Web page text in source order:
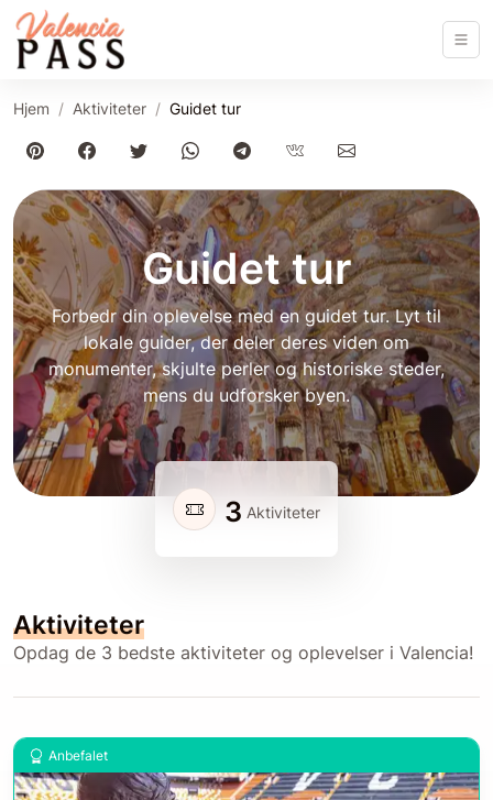
Hjem Aktiviteter Guidet tur
Guidet tur
Forbedr din oplevelse med en guidet tur. Lyt til
lokale guider, der deler deres viden om
monumenter, skjulte perler og historiske steder,
mens du udforsker byen.
3 Aktiviteter
Aktiviteter
Opdag de 3 bedste aktiviteter og oplevelser i Valencia!
Anbefalet